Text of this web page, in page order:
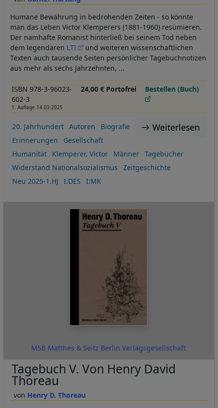
Humane Bewährung in bedrohenden Zeiten - so könnte
man das Leben Victor Klemperers (1881-1960) resümieren.
Der namhafte Romanist hinterließ bei seinem Tod neben
dem legendären LTI
und weiteren wissenschaftlichen
Texten auch tausende Seiten persönlicher Tagebuchnotizen
aus mehr als sechs Jahrzehnten, ...
ISBN 978-3-96023-
602-3
1. Auflage 14.03.2025
24,00 € Portofrei Bestellen (Buch)
Weiterlesen
20. Jahrhundert Autoren
Biografie
Erinnerungen
Gesellschaft
Humanität
Klemperer, Victor Männer
Tagebücher
Widerstand Nationalsozialismus
Zeitgeschichte
Neu 2025-1.HJ
I:DES I:MK
MSB Matthes & Seitz Berlin Verlagsgesellschaft
Henry D. Thoreau
Tagebuch V. Von Henry David
Thoreau